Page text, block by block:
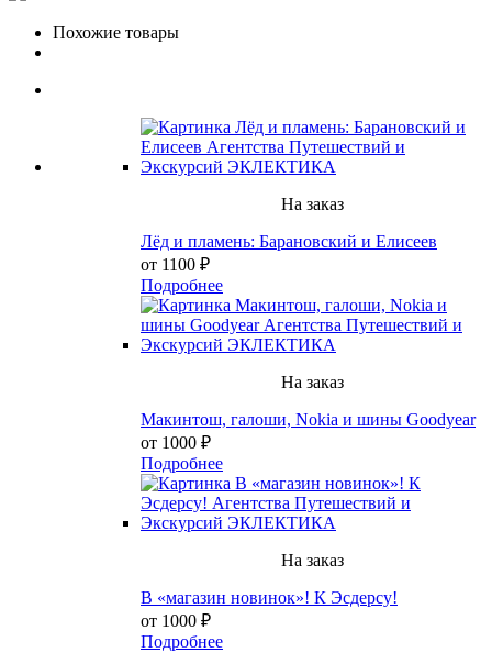
Похожие товары
На заказ
Лёд и пламень: Барановский и Елисеев
от 1100 ₽
Подробнее
На заказ
Макинтош, галоши, Nokia и шины Goodyear
от 1000 ₽
Подробнее
На заказ
В «магазин новинок»! К Эсдерсу!
от 1000 ₽
Подробнее